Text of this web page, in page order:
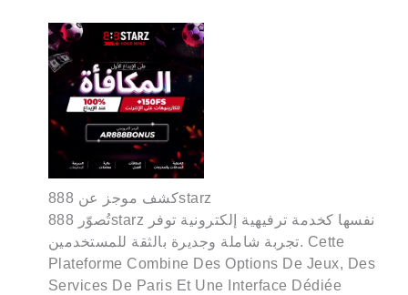
كشف موجز عن 888starz
تُصوّر 888starz نفسها كخدمة ترفيهية إلكترونية توفر
تجربة شاملة وجديرة بالثقة للمستخدمين. Cette
Plateforme Combine Des Options De Jeux, Des
Services De Paris Et Une Interface Dédiée